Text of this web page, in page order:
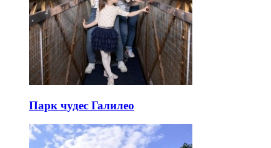
Парк чудес Галилео